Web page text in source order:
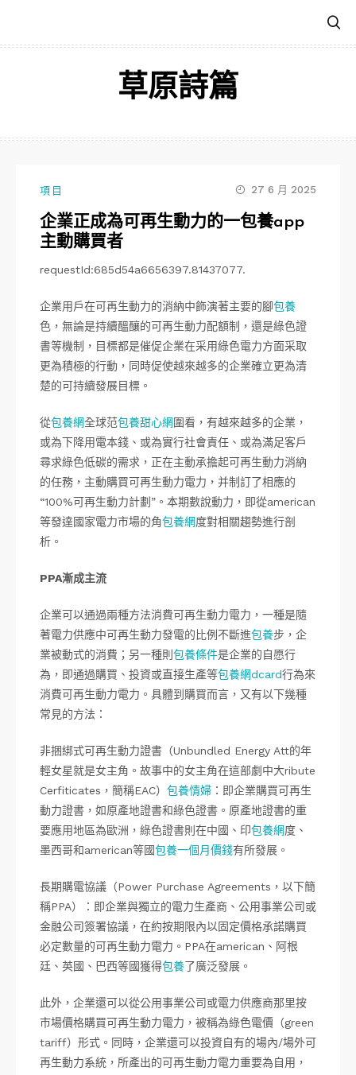
主
草原詩篇
項目 27 6 月 2025
企業正成為可再生動力的一包養app
主動購買者
requestId:685d54a6656397.81437077.
企業用戶在可再生動力的消納中飾演著主要的腳包養
色，無論是持續醞釀的可再生動力配額制，還是綠色證
書等機制，目標都是催促企業在采用綠色電力方面采取
更為積極的行動，同時促使越來越多的企業確立更為清
楚的可持續發展目標。
從包養網全球范包養甜心網圍看，有越來越多的企業，
或為下降用電本錢、或為實行社會責任、或為滿足客戶
尋求綠色低碳的需求，正在主動承擔起可再生動力消納
的任務，主動購買可再生動力電力，并制訂了相應的
“100%可再生動力計劃”。本期數說動力，即從american
等發達國家電力市場的角包養網度對相關趨勢進行剖
析。
PPA漸成主流
企業可以通過兩種方法消費可再生動力電力，一種是隨
著電力供應中可再生動力發電的比例不斷進包養步，企
業被動式的消費；另一種則 包養條件是企業的自愿行
為，即通過購買、投資或直接生產等包養網dcard行為來
消費可再生動力電力。具體到購買而言，又有以下幾種
常見的方法：
非捆綁式可再生動力證書（Unbundled Energy Att的年
輕女星就是女主角。故事中的女主角在這部劇中大ribute
Cerfiticates，簡稱EAC） 包養情婦 ：即企業購買可再生
動力證書，如原產地證書和綠色證書。原產地證書的重
要應用地區為歐洲，綠色證書則在中國、印包養網度、
墨西哥和american等國包養一個月價錢有所發展。
長期購電協議（Power Purchase Agreements，以下簡
稱PPA）：即企業與獨立的電力生產商、公用事業公司或
金融公司簽署協議，在約按期限內以固定價格承諾購買
必定數量的可再生動力電力。PPA在american、阿根
廷、英國、巴西等國獲得包養了廣泛發展。
此外，企業還可以從公用事業公司或電力供應商那里按
市場價格購買可再生動力電力，被稱為綠色電價（green
tariff）形式。同時，企業還可以投資自有的場內/場外可
再生動力系統，所產出的可再生動力電力重要為自用，